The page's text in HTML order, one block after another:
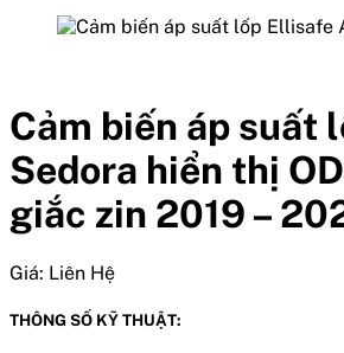
Cảm biến áp suất
Sedora hiển thị
giắc zin 2019 –
Giá: Liên Hệ
THÔNG SỐ KỸ THUẬT: